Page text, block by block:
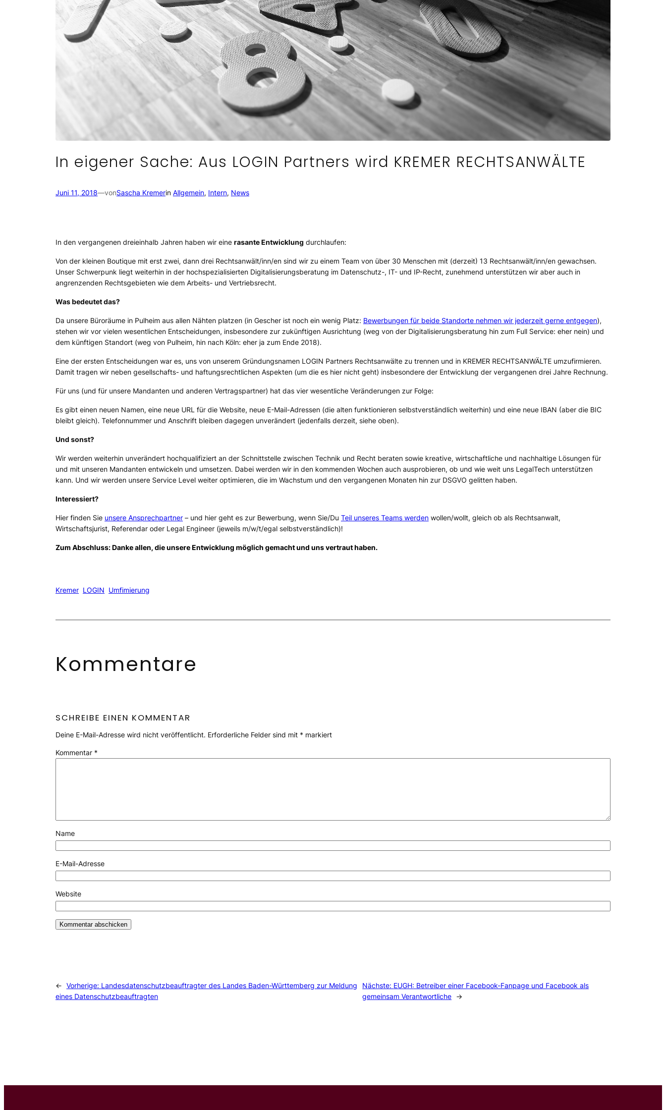
In eigener Sache: Aus LOGIN Partners wird KREMER RECHTSANWÄLTE
Juni 11, 2018—vonSascha Kremerin Allgemein, Intern, News
In den vergangenen dreieinhalb Jahren haben wir eine rasante Entwicklung durchlaufen:
Von der kleinen Boutique mit erst zwei, dann drei Rechtsanwält/inn/en sind wir zu einem Team von über 30 Menschen mit (derzeit) 13 Rechtsanwält/inn/en gewachsen.
Unser Schwerpunk liegt weiterhin in der hochspezialisierten Digitalisierungsberatung im Datenschutz-, IT- und IP-Recht, zunehmend unterstützen wir aber auch in
angrenzenden Rechtsgebieten wie dem Arbeits- und Vertriebsrecht.
Was bedeutet das?
Da unsere Büroräume in Pulheim aus allen Nähten platzen (in Gescher ist noch ein wenig Platz: Bewerbungen für beide Standorte nehmen wir jederzeit gerne entgegen),
stehen wir vor vielen wesentlichen Entscheidungen, insbesondere zur zukünftigen Ausrichtung (weg von der Digitalisierungsberatung hin zum Full Service: eher nein) und
dem künftigen Standort (weg von Pulheim, hin nach Köln: eher ja zum Ende 2018).
Eine der ersten Entscheidungen war es, uns von unserem Gründungsnamen LOGIN Partners Rechtsanwälte zu trennen und in KREMER RECHTSANWÄLTE umzufirmieren.
Damit tragen wir neben gesellschafts- und haftungsrechtlichen Aspekten (um die es hier nicht geht) insbesondere der Entwicklung der vergangenen drei Jahre Rechnung.
Für uns (und für unsere Mandanten und anderen Vertragspartner) hat das vier wesentliche Veränderungen zur Folge:
Es gibt einen neuen Namen, eine neue URL für die Website, neue E-Mail-Adressen (die alten funktionieren selbstverständlich weiterhin) und eine neue IBAN (aber die BIC
bleibt gleich). Telefonnummer und Anschrift bleiben dagegen unverändert (jedenfalls derzeit, siehe oben).
Und sonst?
Wir werden weiterhin unverändert hochqualifiziert an der Schnittstelle zwischen Technik und Recht beraten sowie kreative, wirtschaftliche und nachhaltige Lösungen für
und mit unseren Mandanten entwickeln und umsetzen. Dabei werden wir in den kommenden Wochen auch ausprobieren, ob und wie weit uns LegalTech unterstützen
kann. Und wir werden unsere Service Level weiter optimieren, die im Wachstum und den vergangenen Monaten hin zur DSGVO gelitten haben.
Interessiert?
Hier finden Sie unsere Ansprechpartner – und hier geht es zur Bewerbung, wenn Sie/Du Teil unseres Teams werden wollen/wollt, gleich ob als Rechtsanwalt,
Wirtschaftsjurist, Referendar oder Legal Engineer (jeweils m/w/t/egal selbstverständlich)!
Zum Abschluss: Danke allen, die unsere Entwicklung möglich gemacht und uns vertraut haben.
Kremer LOGIN Umfimierung
Kommentare
SCHREIBE EINEN KOMMENTAR
Deine E-Mail-Adresse wird nicht veröffentlicht. Erforderliche Felder sind mit * markiert
Kommentar *
Name
E-Mail-Adresse
Website
← Vorherige: Landesdatenschutzbeauftragter des Landes Baden-Württemberg zur Meldung
eines Datenschutzbeauftragten
Nächste: EUGH: Betreiber einer Facebook-Fanpage und Facebook als
gemeinsam Verantwortliche →